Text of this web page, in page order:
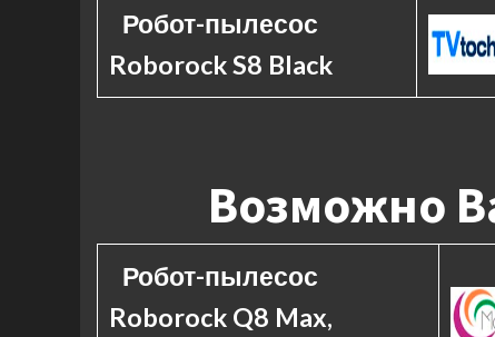
Робот-пылесос
Roborock S8 Black
Возможно
Робот-пылесос
Roborock Q8 Max,